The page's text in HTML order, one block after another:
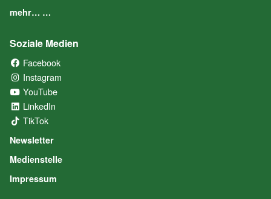
mehr… …
Soziale Medien
Facebook
Instagram
YouTube
LinkedIn
TikTok
Newsletter
Medienstelle
Impressum